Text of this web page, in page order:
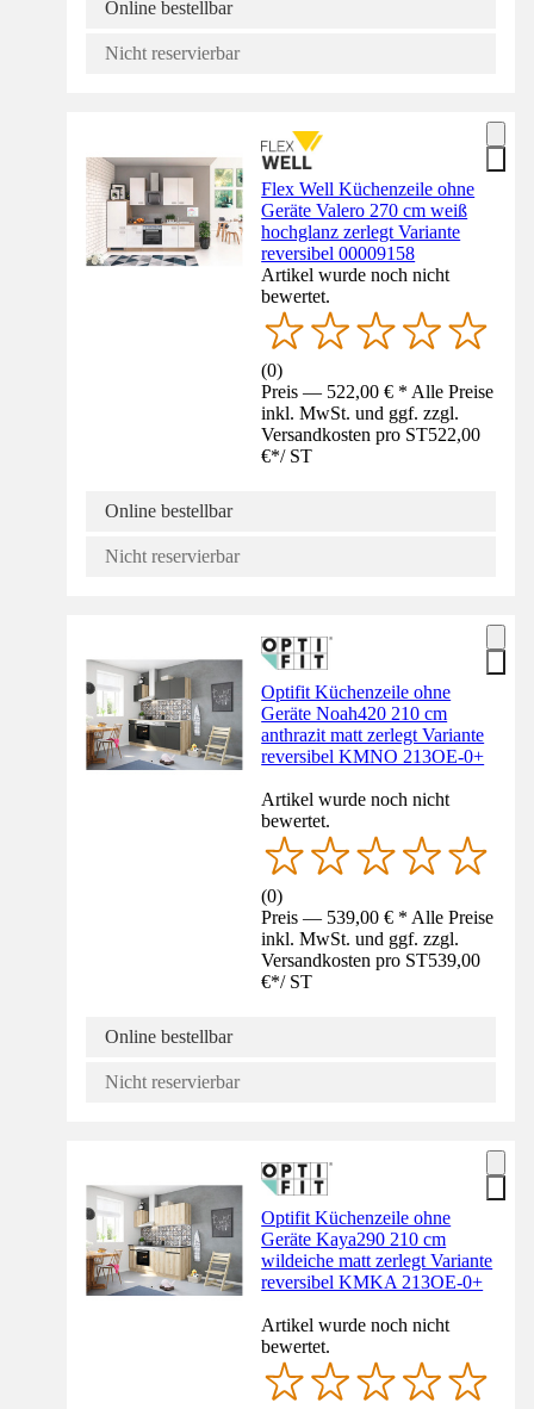
Online bestellbar
Nicht reservierbar
Flex Well Küchenzeile ohne
Geräte Valero 270 cm weiß
hochglanz zerlegt Variante
reversibel 00009158
Artikel wurde noch nicht
bewertet.
(0)
Preis — 522,00 € * Alle Preise
inkl. MwSt. und ggf. zzgl.
Versandkosten pro ST522,00
€*/ ST
Online bestellbar
Nicht reservierbar
Optifit Küchenzeile ohne
Geräte Noah420 210 cm
anthrazit matt zerlegt Variante
reversibel KMNO 213OE-0+
Artikel wurde noch nicht
bewertet.
(0)
Preis — 539,00 € * Alle Preise
inkl. MwSt. und ggf. zzgl.
Versandkosten pro ST539,00
€*/ ST
Online bestellbar
Nicht reservierbar
Optifit Küchenzeile ohne
Geräte Kaya290 210 cm
wildeiche matt zerlegt Variante
reversibel KMKA 213OE-0+
Artikel wurde noch nicht
bewertet.